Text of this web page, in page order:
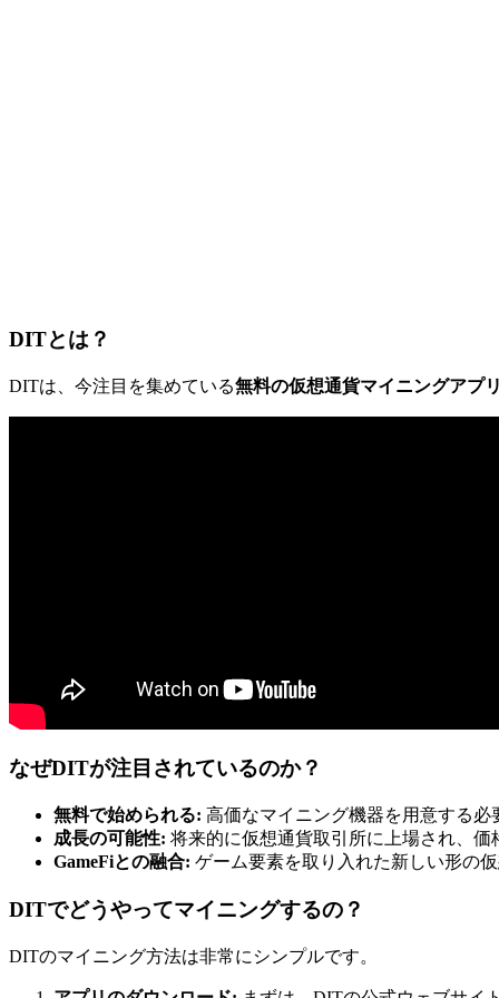
DITとは？
DITは、今注目を集めている無料の仮想通貨マイニングアプ
なぜDITが注目されているのか？
無料で始められる: 高価なマイニング機器を用意する
成長の可能性: 将来的に仮想通貨取引所に上場され、
GameFiとの融合: ゲーム要素を取り入れた新しい形の
DITでどうやってマイニングするの？
DITのマイニング方法は非常にシンプルです。